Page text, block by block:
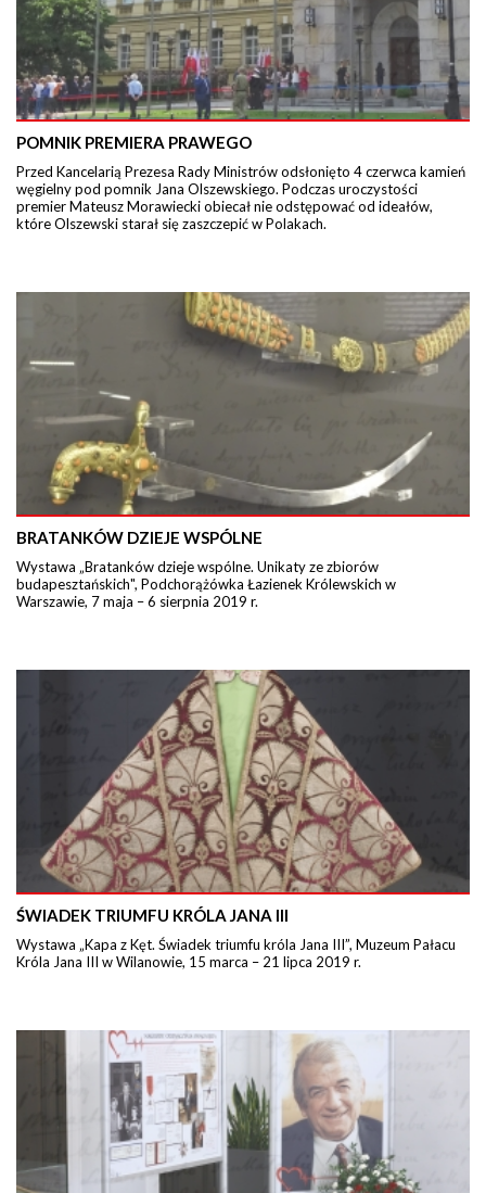
POMNIK PREMIERA PRAWEGO
Przed Kancelarią Prezesa Rady Ministrów odsłonięto 4 czerwca kamień
węgielny pod pomnik Jana Olszewskiego. Podczas uroczystości
premier Mateusz Morawiecki obiecał nie odstępować od ideałów,
które Olszewski starał się zaszczepić w Polakach.
BRATANKÓW DZIEJE WSPÓLNE
Wystawa „Bratanków dzieje wspólne. Unikaty ze zbiorów
budapesztańskich", Podchorążówka Łazienek Królewskich w
Warszawie, 7 maja – 6 sierpnia 2019 r.
ŚWIADEK TRIUMFU KRÓLA JANA III
Wystawa „Kapa z Kęt. Świadek triumfu króla Jana III”, Muzeum Pałacu
Króla Jana III w Wilanowie, 15 marca – 21 lipca 2019 r.